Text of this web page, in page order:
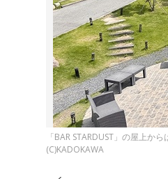
「BAR STARDUST」の屋上か
(C)KADOKAWA